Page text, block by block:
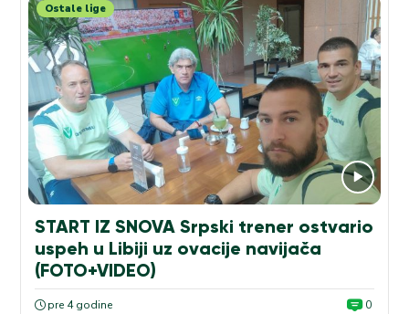
Ostale lige
START IZ SNOVA Srpski trener ostvario
uspeh u Libiji uz ovacije navijača
(FOTO+VIDEO)
pre 4 godine 0